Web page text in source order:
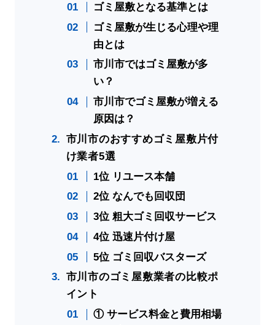
ゴミ屋敷となる基準とは
ゴミ屋敷が生じる心理や理
由とは
市川市ではゴミ屋敷が多
い？
市川市でゴミ屋敷が増える
原因は？
市川市のおすすめゴミ屋敷片付
け業者5選
1位 リユース本舗
2位 なんでも回収団
3位 粗大ゴミ回収サービス
4位 迅速片付け屋
5位 ゴミ回収バスターズ
市川市のゴミ屋敷業者の比較ポ
イント
① サービス料金と費用相場